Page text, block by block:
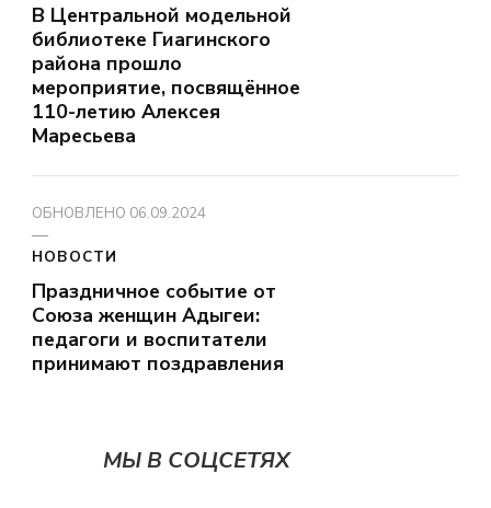
В Центральной модельной
библиотеке Гиагинского
района прошло
мероприятие, посвящённое
110-летию Алексея
Маресьева
ОБНОВЛЕНО 06.09.2024
НОВОСТИ
Праздничное событие от
Союза женщин Адыгеи:
педагоги и воспитатели
принимают поздравления
МЫ В СОЦСЕТЯХ